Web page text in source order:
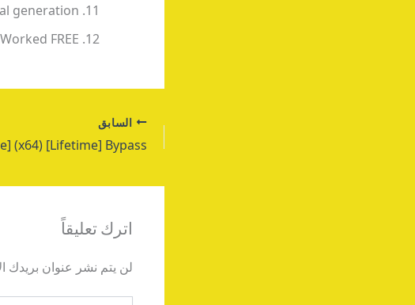
generation
FREE
السابق
اترك تعليقاً
لن يتم نشر عنوان بريدك